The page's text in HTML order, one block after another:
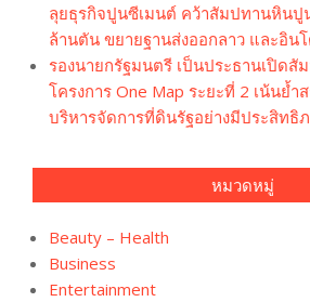
ลุยธุรกิจปูนซีเมนต์ คว้าสัมปทานหินปู
ล้านตัน ขยายฐานส่งออกลาว และอิน
รองนายกรัฐมนตรี เป็นประธานเปิดสั
โครงการ One Map ระยะที่ 2 เน้นย้ำ
บริหารจัดการที่ดินรัฐอย่างมีประสิทธิ
หมวดหมู่
Beauty – Health
Business
Entertainment